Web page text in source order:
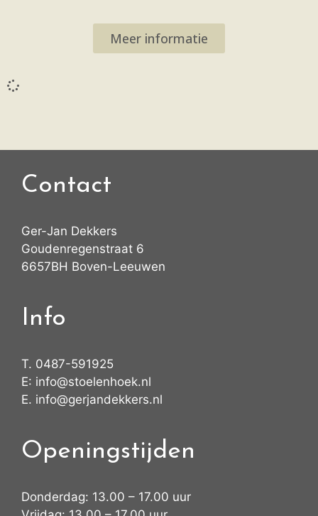
Meer informatie
Contact
Ger-Jan Dekkers
Goudenregenstraat 6
6657BH Boven-Leeuwen
Info
T. 0487-591925
E: info@stoelenhoek.nl
E. info@gerjandekkers.nl
Openingstijden
Donderdag: 13.00 – 17.00 uur